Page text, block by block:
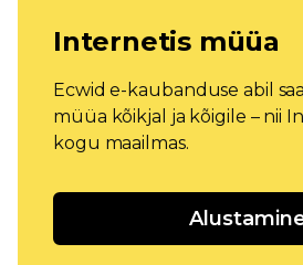
Internetis müüa
Ecwid e-kaubanduse abil
müüa kõikjal ja kõigile – nii
kogu maailmas.